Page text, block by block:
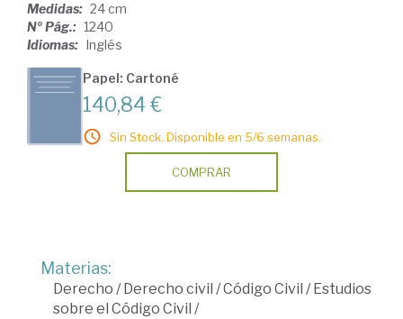
Medidas: 24 cm
Nº Pág.: 1240
Idiomas: Inglés
Papel: Cartoné
140,84 €
Sin Stock. Disponible en 5/6 semanas.
COMPRAR
Materias:
Derecho / Derecho civil /Código Civil / Estudios
sobre el Código Civil /